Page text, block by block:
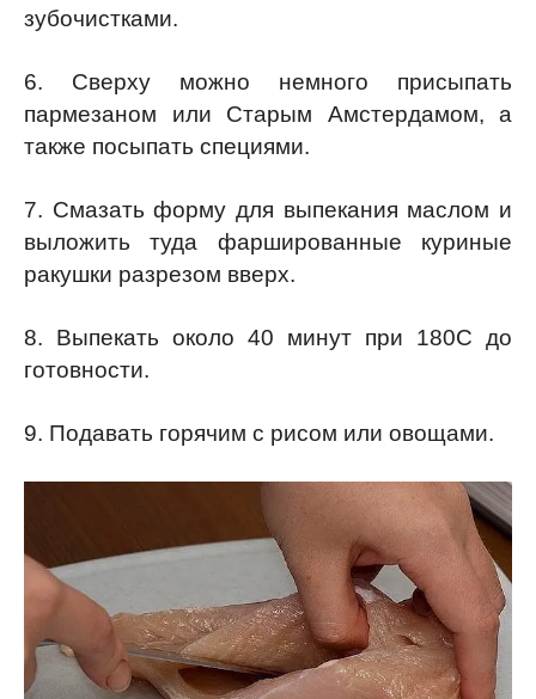
зубочистками.
6. Сверху можно немного присыпать
пармезаном или Старым Амстердамом, а
также посыпать специями.
7. Смазать форму для выпекания маслом и
выложить туда фаршированные куриные
ракушки разрезом вверх.
8. Выпекать около 40 минут при 180С до
готовности.
9. Подавать горячим с рисом или овощами.